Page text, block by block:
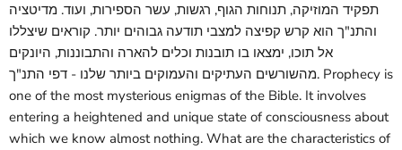
תפקיד המוזיקה, תנוחות הגוף, רגשות, עשר הספירות, ועוד. מדיטציה
והתנ"ך הוא קרש קפיצה למצבי תודעה גבוהים יותר. קוראים שיצללו
אל תוכו, ימצאו בו תובנות וכלים להארה והתבוננות, היונקים
מהשורשים העתיקים והעמוקים ביותר שלנו - דפי התנ"ך. Prophecy is
one of the most mysterious enigmas of the Bible. It involves
entering a heightened and unique state of consciousness about
which we know almost nothing. What are the characteristics of